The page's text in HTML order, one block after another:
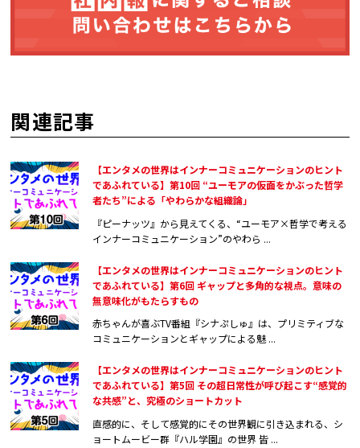
関連記事
【エンタメの世界はインナーコミュニケーションのヒント
であふれている】第10回 “ユーモアの仮面をかぶった哲学
者たち”による「やわらかな組織論」
『ピーナッツ』から見えてくる、“ユーモア×哲学で考える
インナーコミュニケーション”のやわら ...
【エンタメの世界はインナーコミュニケーションのヒント
であふれている】第6回 ギャップと多角的な視点。意味の
無意味化がもたらすもの
赤ちゃんが喜ぶTV番組『シナぷしゅ』は、プリミティブな
コミュニケーションとギャップによる魅 ...
【エンタメの世界はインナーコミュニケーションのヒント
であふれている】第5回 その超日常性が呼び起こす“感覚的
な共感”と、究極のショートカット
直感的に、そして感覚的にその世界観に引き込まれる、シ
ョートムービー群『ハル学園』の世界 皆 ...